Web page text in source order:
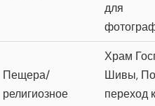
для
Пещера/
религиозное
Храм
Шивы,
переход к